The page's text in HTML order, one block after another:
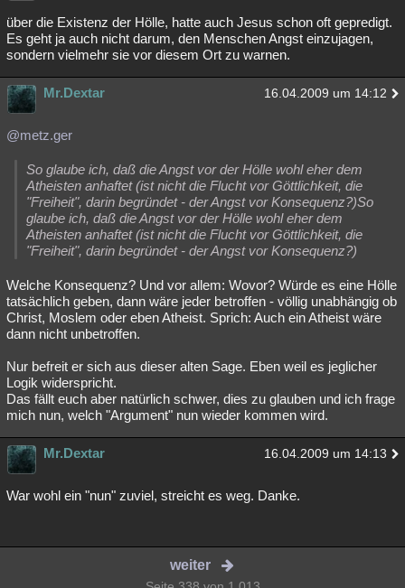
über die Existenz der Hölle, hatte auch Jesus schon oft gepredigt.
Es geht ja auch nicht darum, den Menschen Angst einzujagen,
sondern vielmehr sie vor diesem Ort zu warnen.
Mr.Dextar 16.04.2009 um 14:12
@metz.ger
So glaube ich, daß die Angst vor der Hölle wohl eher dem
Atheisten anhaftet (ist nicht die Flucht vor Göttlichkeit, die
"Freiheit", darin begründet - der Angst vor Konsequenz?)So
glaube ich, daß die Angst vor der Hölle wohl eher dem
Atheisten anhaftet (ist nicht die Flucht vor Göttlichkeit, die
"Freiheit", darin begründet - der Angst vor Konsequenz?)
Welche Konsequenz? Und vor allem: Wovor? Würde es eine Hölle
tatsächlich geben, dann wäre jeder betroffen - völlig unabhängig ob
Christ, Moslem oder eben Atheist. Sprich: Auch ein Atheist wäre
dann nicht unbetroffen.
Nur befreit er sich aus dieser alten Sage. Eben weil es jeglicher
Logik widerspricht.
Das fällt euch aber natürlich schwer, dies zu glauben und ich frage
mich nun, welch "Argument" nun wieder kommen wird.
Mr.Dextar 16.04.2009 um 14:13
War wohl ein "nun" zuviel, streicht es weg. Danke.
weiter